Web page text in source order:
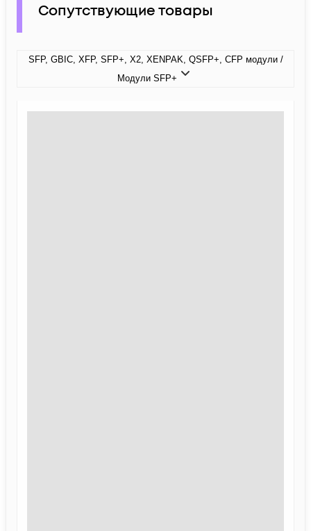
Сопутствующие товары
SFP, GBIC, XFP, SFP+, X2, XENPAK, QSFP+, CFP модули /
Модули SFP+